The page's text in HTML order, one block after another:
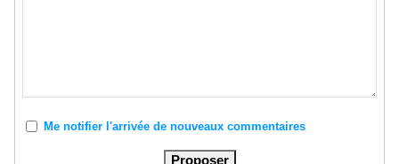
Me notifier l'arrivée de nouveaux commentaires